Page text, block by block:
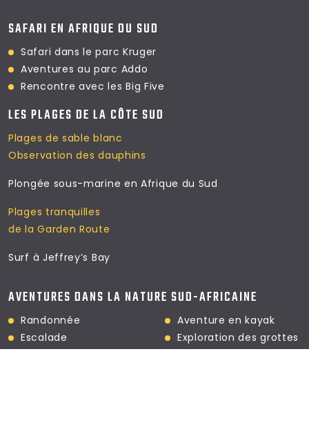
SAFARI EN AFRIQUE DU SUD
Safari dans le parc Kruger
Aventures au parc Addo
Rencontre avec les Big Five
LES PLAGES DE LA CÔTE SUD
Plages de sable blanc
Observation des dauphins
Plongée sous-marine en Afrique du Sud
Plages tranquilles
de la Garden Route
Surf à Jeffrey’s Bay
AVENTURES DANS LA NATURE SUD-AFRICAINE
Randonnée
Escalade
Aventure en kayak
Exploration des grottes